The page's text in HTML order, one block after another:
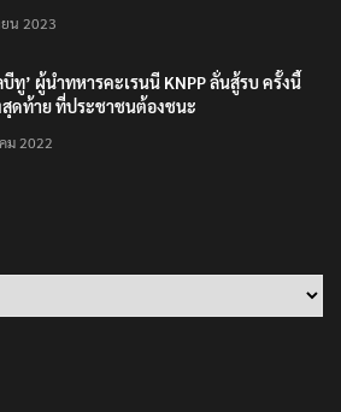
น 2023
ทู’ ผู้นำทหารคะเรนนี KNPP ลั่นสู้รบ ครั้งนี้
สุดท้าย ที่ประชาชนต้องชนะ
ม 2022